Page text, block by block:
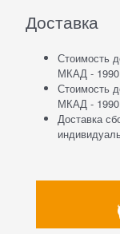
Доставка
Стоимость
МКАД - 1990
Стоимость
МКАД -
Доставка